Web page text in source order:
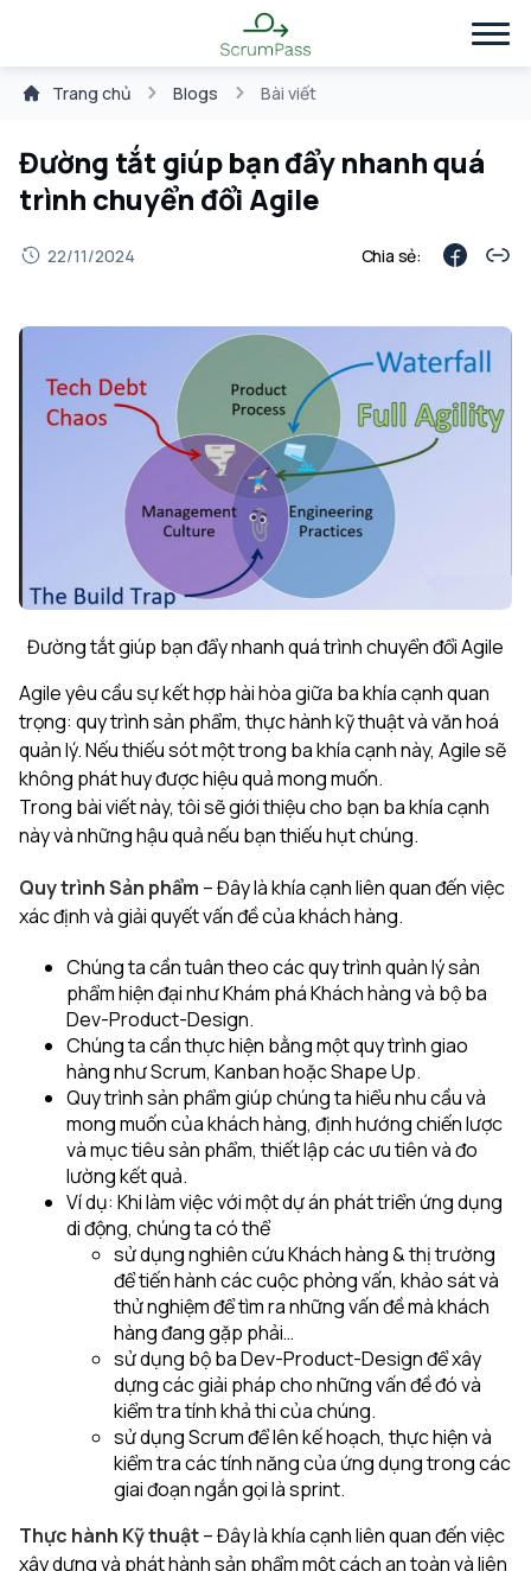
Trang chủ Blogs Bài viết
Đường tắt giúp bạn đẩy nhanh quá
trình chuyển đổi Agile
22/11/2024 Chia sẻ:
Đường tắt giúp bạn đẩy nhanh quá trình chuyển đổi Agile
Agile yêu cầu sự kết hợp hài hòa giữa ba khía cạnh quan
trọng: quy trình sản phẩm, thực hành kỹ thuật và văn hoá
quản lý. Nếu thiếu sót một trong ba khía cạnh này, Agile sẽ
không phát huy được hiệu quả mong muốn.
Trong bài viết này, tôi sẽ giới thiệu cho bạn ba khía cạnh
này và những hậu quả nếu bạn thiếu hụt chúng.
Quy trình Sản phẩm – Đây là khía cạnh liên quan đến việc
xác định và giải quyết vấn đề của khách hàng.
Chúng ta cần tuân theo các quy trình quản lý sản
phẩm hiện đại như Khám phá Khách hàng và bộ ba
Dev-Product-Design.
Chúng ta cần thực hiện bằng một quy trình giao
hàng như Scrum, Kanban hoặc Shape Up.
Quy trình sản phẩm giúp chúng ta hiểu nhu cầu và
mong muốn của khách hàng, định hướng chiến lược
và mục tiêu sản phẩm, thiết lập các ưu tiên và đo
lường kết quả.
Ví dụ: Khi làm việc với một dự án phát triển ứng dụng
di động, chúng ta có thể
sử dụng nghiên cứu Khách hàng & thị trường
để tiến hành các cuộc phỏng vấn, khảo sát và
thử nghiệm để tìm ra những vấn đề mà khách
hàng đang gặp phải…
sử dụng bộ ba Dev-Product-Design để xây
dựng các giải pháp cho những vấn đề đó và
kiểm tra tính khả thi của chúng.
sử dụng Scrum để lên kế hoạch, thực hiện và
kiểm tra các tính năng của ứng dụng trong các
giai đoạn ngắn gọi là sprint.
Thực hành Kỹ thuật– Đây là khía cạnh liên quan đến việc
xây dựng và phát hành sản phẩm một cách an toàn và liên